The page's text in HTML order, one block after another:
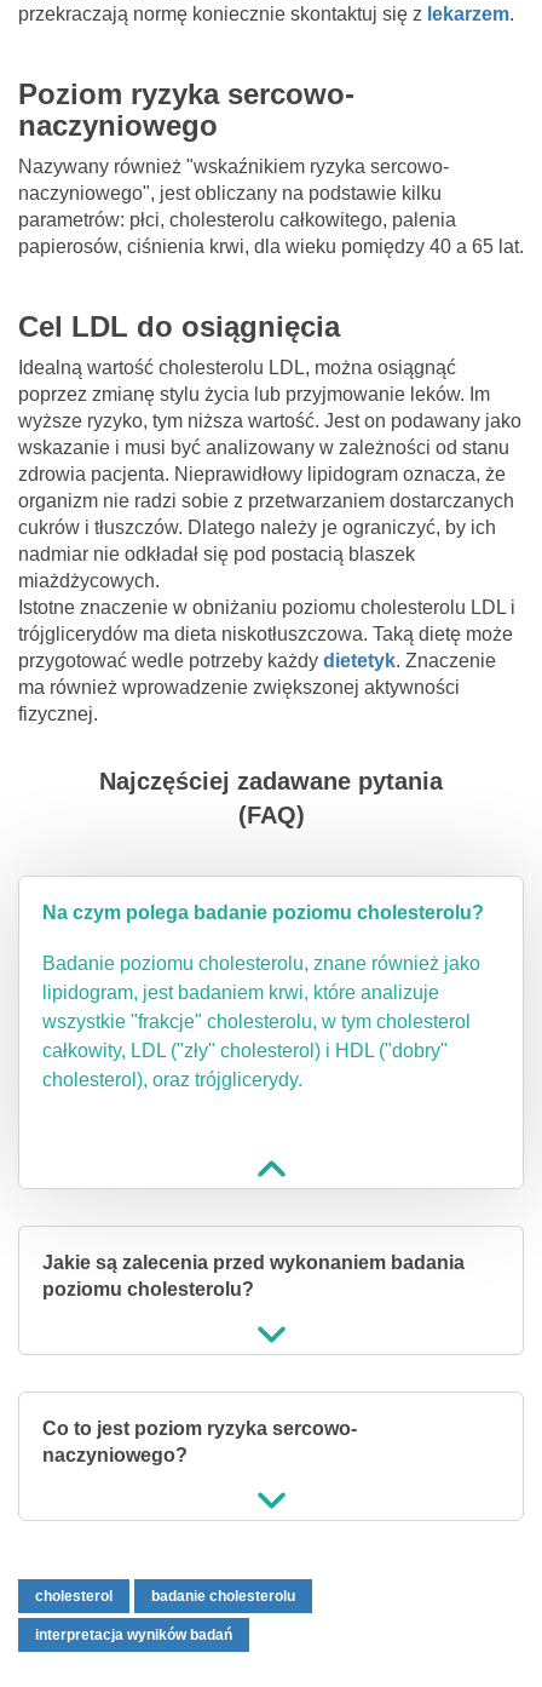
przekraczają normę koniecznie skontaktuj się z lekarzem.
Poziom ryzyka sercowo-
naczyniowego
Nazywany również "wskaźnikiem ryzyka sercowo-
naczyniowego", jest obliczany na podstawie kilku
parametrów: płci, cholesterolu całkowitego, palenia
papierosów, ciśnienia krwi, dla wieku pomiędzy 40 a 65 lat.
Cel LDL do osiągnięcia
Idealną wartość cholesterolu LDL, można osiągnąć
poprzez zmianę stylu życia lub przyjmowanie leków. Im
wyższe ryzyko, tym niższa wartość. Jest on podawany jako
wskazanie i musi być analizowany w zależności od stanu
zdrowia pacjenta. Nieprawidłowy lipidogram oznacza, że
organizm nie radzi sobie z przetwarzaniem dostarczanych
cukrów i tłuszczów. Dlatego należy je ograniczyć, by ich
nadmiar nie odkładał się pod postacią blaszek
miażdżycowych.
Istotne znaczenie w obniżaniu poziomu cholesterolu LDL i
trójglicerydów ma dieta niskotłuszczowa. Taką dietę może
przygotować wedle potrzeby każdy dietetyk. Znaczenie
ma również wprowadzenie zwiększonej aktywności
fizycznej.
Najczęściej zadawane pytania
(FAQ)
Na czym polega badanie poziomu cholesterolu?
Badanie poziomu cholesterolu, znane również jako
lipidogram, jest badaniem krwi, które analizuje
wszystkie "frakcje" cholesterolu, w tym cholesterol
całkowity, LDL ("zły" cholesterol) i HDL ("dobry"
cholesterol), oraz trójglicerydy.
Jakie są zalecenia przed wykonaniem badania
poziomu cholesterolu?
Co to jest poziom ryzyka sercowo-
naczyniowego?
cholesterol badanie cholesterolu
interpretacja wyników badań